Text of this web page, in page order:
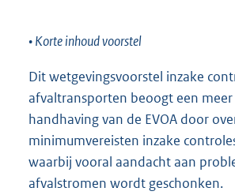
• Korte inhoud voorstel
Dit wetgevingsvoorstel inzake
afvaltransporten beoogt een
handhaving van de EVOA door
minimumvereisten inzake
waarbij vooral aandacht aan
afvalstromen wordt geschonken.